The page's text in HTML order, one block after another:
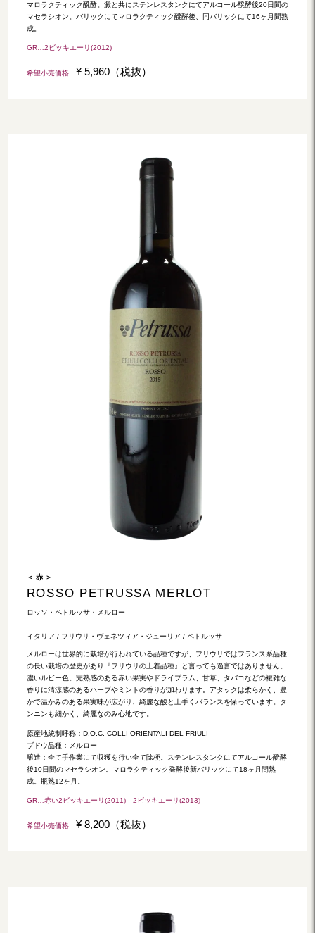
マロラクティック醗酵。澱と共にステンレスタンクにてアルコール醗酵後20日間の
マセラシオン。バリックにてマロラクティック醗酵後、同バリックにて16ヶ月間熟
成。
GR…2ビッキエーリ(2012)
希望小売価格 ¥ 5,960（税抜）
＜ 赤 ＞
ROSSO PETRUSSA MERLOT
ロッソ・ペトルッサ・メルロー
イタリア / フリウリ・ヴェネツィア・ジューリア / ペトルッサ
メルローは世界的に栽培が行われている品種ですが、フリウリではフランス系品種
の長い栽培の歴史があり『フリウリの土着品種』と言っても過言ではありません。
濃いルビー色。完熟感のある赤い果実やドライプラム、甘草、タバコなどの複雑な
香りに清涼感のあるハーブやミントの香りが加わります。アタックは柔らかく、豊
かで温かみのある果実味が広がり、綺麗な酸と上手くバランスを保っています。タ
ンニンも細かく、綺麗なのみ心地です。
原産地統制呼称：D.O.C. COLLI ORIENTALI DEL FRIULI
ブドウ品種：メルロー
醸造：全て手作業にて収獲を行い全て除梗。ステンレスタンクにてアルコール醗酵
後10日間のマセラシオン。マロラクティック発酵後新バリックにて18ヶ月間熟
成。瓶熟12ヶ月。
GR…赤い2ビッキエーリ(2011) 2ビッキエーリ(2013)
希望小売価格 ¥ 8,200（税抜）